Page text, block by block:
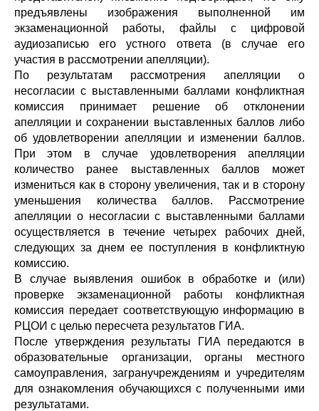
предъявлены изображения выполненной им
экзаменационной работы, файлы с цифровой
аудиозаписью его устного ответа (в случае его
участия в рассмотрении апелляции).
По результатам рассмотрения апелляции о
несогласии с выставленными баллами конфликтная
комиссия принимает решение об отклонении
апелляции и сохранении выставленных баллов либо
об удовлетворении апелляции и изменении баллов.
При этом в случае удовлетворения апелляции
количество ранее выставленных баллов может
измениться как в сторону увеличения, так и в сторону
уменьшения количества баллов. Рассмотрение
апелляции о несогласии с выставленными баллами
осуществляется в течение четырех рабочих дней,
следующих за днем ее поступления в конфликтную
комиссию.
В случае выявления ошибок в обработке и (или)
проверке экзаменационной работы конфликтная
комиссия передает соответствующую информацию в
РЦОИ с целью пересчета результатов ГИА.
После утверждения результаты ГИА передаются в
образовательные организации, органы местного
самоуправления, загранучреждениям и учредителям
для ознакомления обучающихся с полученными ими
результатами.